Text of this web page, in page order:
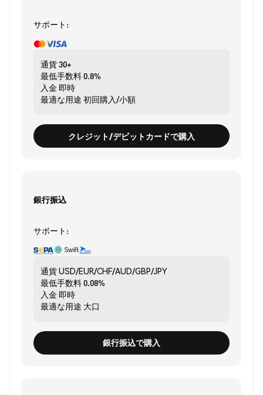
サポート:
通貨30+
最低手数料0.8%
入金 即時
最適な用途 初回購入/小額
クレジット/デビットカードで購入
銀行振込
サポート:
通貨USD/EUR/CHF/AUD/GBP/JPY
最低手数料0.08%
入金 即時
最適な用途 大口
銀行振込で購入